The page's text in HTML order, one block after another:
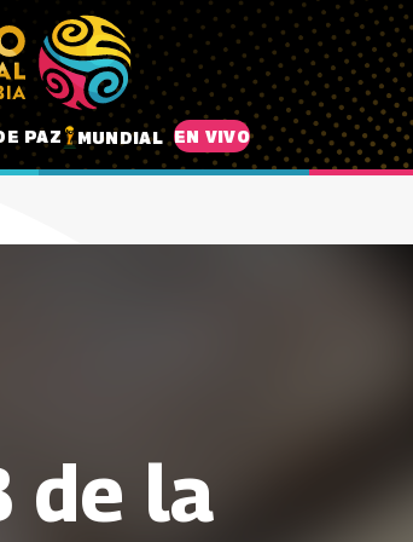
PAZ MUNDIAL EN VIVO
de la